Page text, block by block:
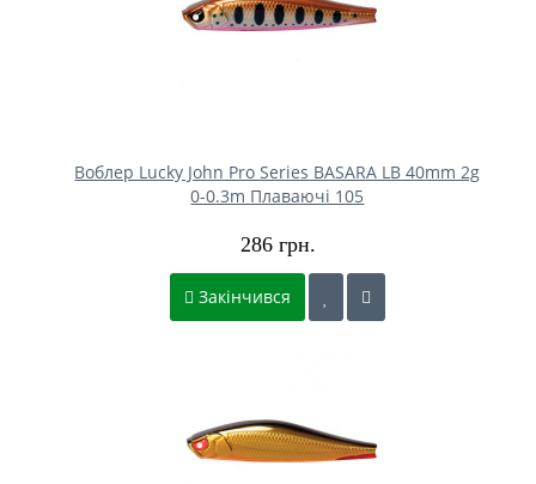
Воблер Lucky John Pro Series BASARA LB 40mm 2g
0-0.3m Плаваючі 105
286 грн.
Закінчився